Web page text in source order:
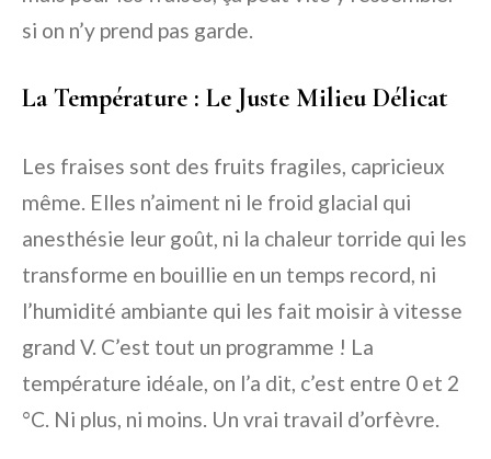
si on n’y prend pas garde.
La Température : Le Juste Milieu Délicat
Les fraises sont des fruits fragiles, capricieux
même. Elles n’aiment ni le froid glacial qui
anesthésie leur goût, ni la chaleur torride qui les
transforme en bouillie en un temps record, ni
l’humidité ambiante qui les fait moisir à vitesse
grand V. C’est tout un programme ! La
température idéale, on l’a dit, c’est entre 0 et 2
°C. Ni plus, ni moins. Un vrai travail d’orfèvre.